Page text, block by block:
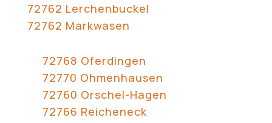
72762 Lerchenbuckel
72762 Markwasen
72768 Oferdingen
72770 Ohmenhausen
72760 Orschel-Hagen
72766 Reicheneck